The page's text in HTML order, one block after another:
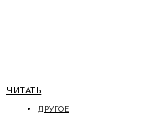
ЧИТАТЬ
ДРУГОЕ